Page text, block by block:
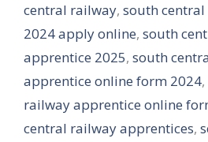
central railway, south
2024 apply online, south
apprentice 2025, south
apprentice online form 2024,
railway apprentice online
central railway apprentices,